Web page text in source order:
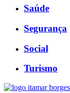
Saúde
Segurança
Social
Turismo